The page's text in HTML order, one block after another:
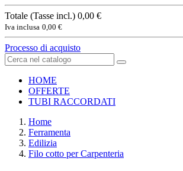
Totale (Tasse incl.) 0,00 €
Iva inclusa 0,00 €
Processo di acquisto
HOME
OFFERTE
TUBI RACCORDATI
Home
Ferramenta
Edilizia
Filo cotto per Carpenteria